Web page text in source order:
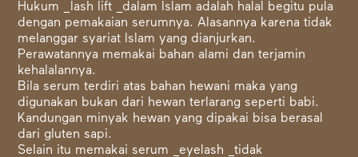
Hukum _lash lift _dalam Islam adalah halal begitu pula
dengan pemakaian serumnya. Alasannya karena tidak
melanggar syariat Islam yang dianjurkan.
Perawatannya memakai bahan alami dan terjamin
kehalalannya.
Bila serum terdiri atas bahan hewani maka yang
digunakan bukan dari hewan terlarang seperti babi.
Kandungan minyak hewan yang dipakai bisa berasal
dari gluten sapi.
Selain itu memakai serum _eyelash _tidak